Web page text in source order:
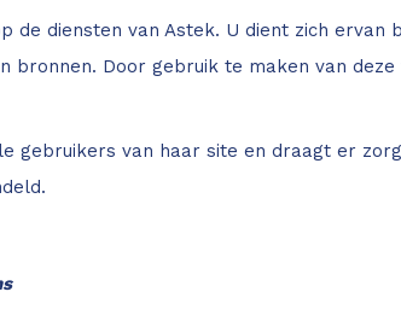
de diensten van Astek. U dient zich
bronnen. Door gebruik te maken van
gebruikers van haar site en draagt er